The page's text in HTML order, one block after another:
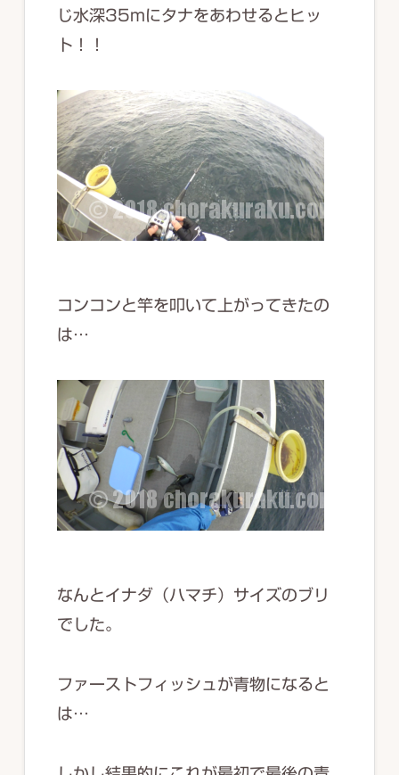
じ水深35mにタナをあわせるとヒッ
ト！！
コンコンと竿を叩いて上がってきたの
は…
なんとイナダ（ハマチ）サイズのブリ
でした。
ファーストフィッシュが青物になると
は…